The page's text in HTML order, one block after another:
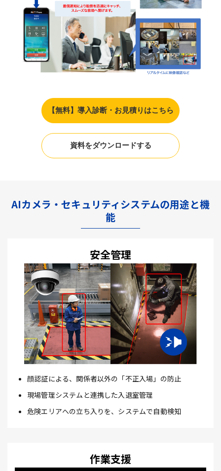
【無料】導入診断・お見積りはこちら
資料をダウンロードする
AIカメラ・セキュリティシステムの用途と機
能
安全管理
顔認証による、関係者以外の「不正入場」の防止
現場管理システムと連携した入退室管理
危険エリアへの立ち入りを、システムで自動検知
作業支援